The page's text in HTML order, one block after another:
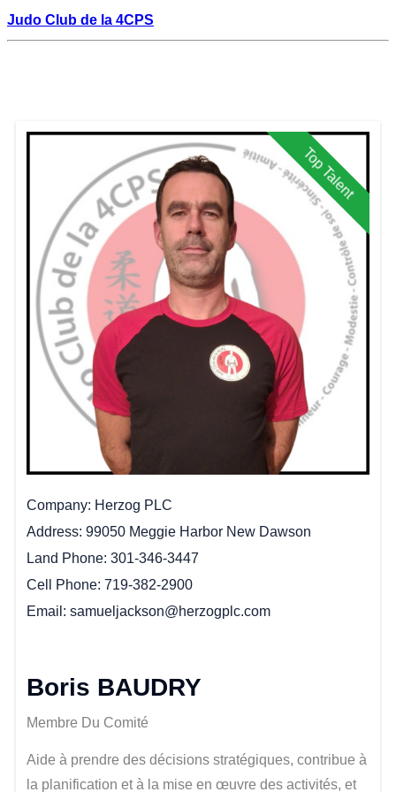
Judo Club de la 4CPS
Top Talent
Company Herzog PLC
Address 99050 Meggie Harbor New Dawson
Land Phone 301-346-3447
Cell Phone 719-382-2900
Email
samueljackson@herzogplc.com
Boris BAUDRY
Membre Du Comité
Aide à prendre des décisions stratégiques, contribue à
la planification et à la mise en œuvre des activités, et